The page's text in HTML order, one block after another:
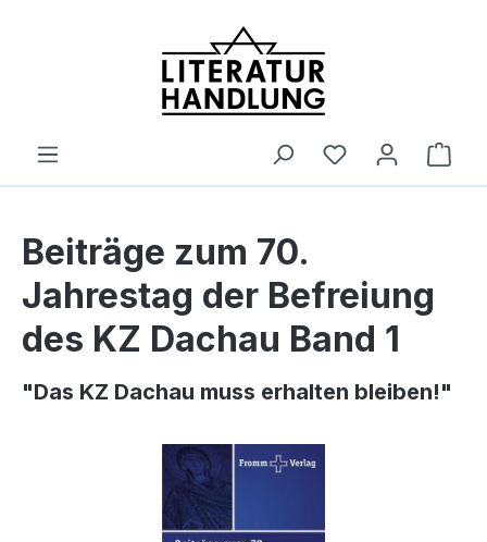
Beiträge zum 70.
Jahrestag der Befreiung
des KZ Dachau Band 1
"Das KZ Dachau muss erhalten bleiben!"
Bildergalerie überspringen